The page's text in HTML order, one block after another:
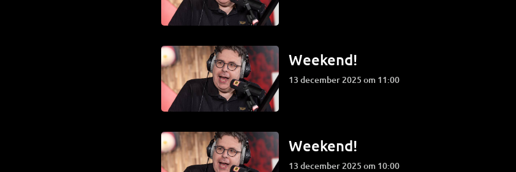
Weekend!
13 december 2025 om 11:00
Weekend!
13 december 2025 om 10:00